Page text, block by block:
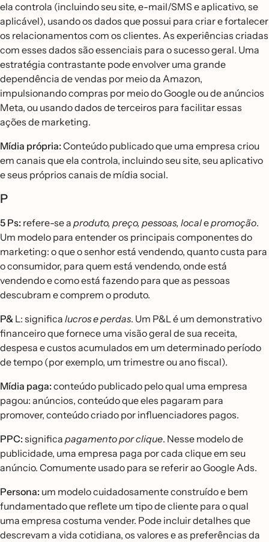
ela controla (incluindo seu site, e-mail/SMS e aplicativo, se
aplicável), usando os dados que possui para criar e fortalecer
os relacionamentos com os clientes. As experiências criadas
com esses dados são essenciais para o sucesso geral. Uma
estratégia contrastante pode envolver uma grande
dependência de vendas por meio da Amazon,
impulsionando compras por meio do Google ou de anúncios
Meta, ou usando dados de terceiros para facilitar essas
ações de marketing.
Mídia própria:Conteúdo publicado que uma empresa criou
em canais que ela controla, incluindo seu site, seu aplicativo
e seus próprios canais de mídia social.
P
5 Ps: refere-se a produto, preço, pessoas, localepromoção.
Um modelo para entender os principais componentes do
marketing: o que o senhor está vendendo, quanto custa para
o consumidor, para quem está vendendo, onde está
vendendo e como está fazendo para que as pessoas
descubram e comprem o produto.
P& L: significa lucros e perdas. Um P&L é um demonstrativo
financeiro que fornece uma visão geral de sua receita,
despesa e custos acumulados em um determinado período
de tempo (por exemplo, um trimestre ou ano fiscal).
Mídia paga:conteúdo publicado pelo qual uma empresa
pagou: anúncios, conteúdo que eles pagaram para
promover, conteúdo criado por influenciadores pagos.
PPC:significa pagamento por clique. Nesse modelo de
publicidade, uma empresa paga por cada clique em seu
anúncio. Comumente usado para se referir ao Google Ads.
Persona: um modelo cuidadosamente construído e bem
fundamentado que reflete um tipo de cliente para o qual
uma empresa costuma vender. Pode incluir detalhes que
descrevam a vida cotidiana, os valores e as preferências da